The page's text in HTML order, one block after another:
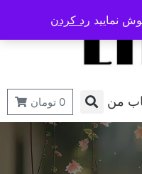
من 0 تومان
نمایید رد کردن